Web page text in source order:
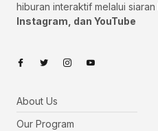
hiburan interaktif melalui siaran
Instagram, dan YouTube
About Us
Our Program